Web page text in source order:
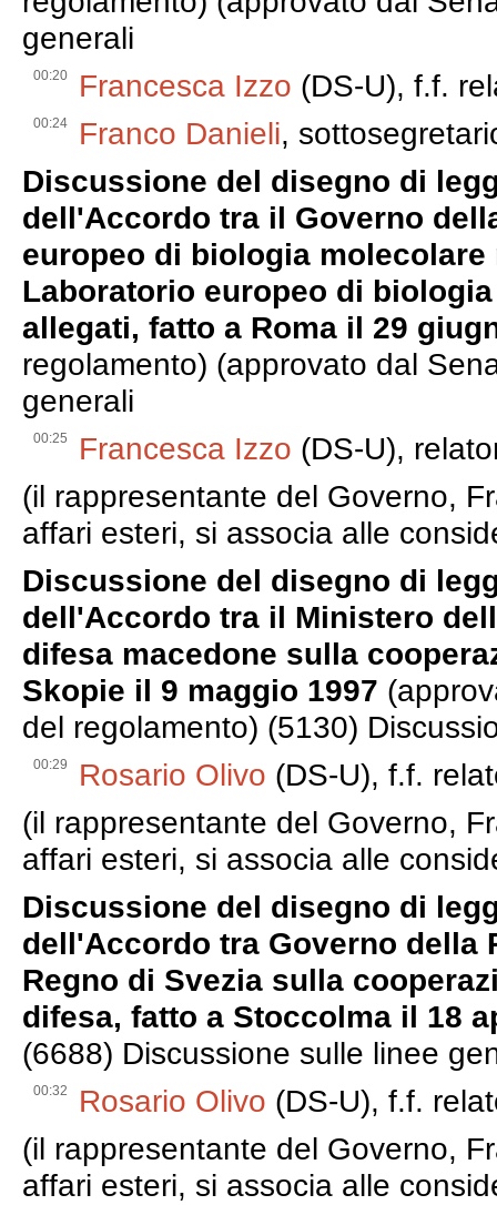
generali
00:20 Francesca Izzo (DS-U), f.f.
00:24 Franco Danieli,
Discussione del disegno di
dell'Accordo tra il Governo
europeo di biologia
Laboratorio europeo di
allegati, fatto a Roma il 29
regolamento) (approvato dal
generali
00:25 Francesca Izzo (DS-U),
(il rappresentante del Governo,
affari esteri, si associa alle
Discussione del disegno di
dell'Accordo tra il Ministero
difesa macedone sulla
Skopie il 9 maggio 1997
del regolamento) (5130)
00:29 Rosario Olivo (DS-U), f.f.
(il rappresentante del Governo,
affari esteri, si associa alle
Discussione del disegno di
dell'Accordo tra Governo della
Regno di Svezia sulla
difesa, fatto a Stoccolma il 18
(6688) Discussione sulle linee
00:32 Rosario Olivo (DS-U), f.f.
(il rappresentante del Governo,
affari esteri, si associa alle